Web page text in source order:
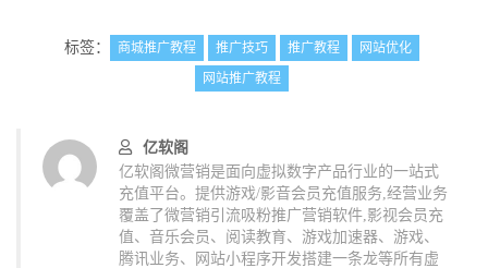
标签： 商城推广教程 推广技巧 推广教程
网站优化
网站推广教程
亿软阁
亿软阁微营销是面向虚拟数字产品行业的一站式
充值平台。提供游戏/影音会员充值服务,经营业务
覆盖了微营销引流吸粉推广营销软件,影视会员充
值、音乐会员、阅读教育、游戏加速器、游戏、
腾讯业务、网站小程序开发搭建一条龙等所有虚